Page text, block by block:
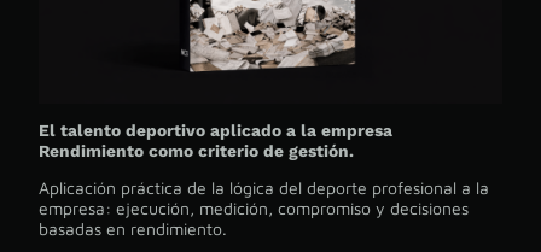
El talento deportivo aplicado a la empresa
Rendimiento como criterio de gestión.
Aplicación práctica de la lógica del deporte profesional a la
empresa: ejecución, medición, compromiso y decisiones
basadas en rendimiento.